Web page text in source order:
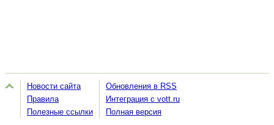
Новости сайта
Правила
Полезные ссылки
Обновления в RSS
Интеграция с vott.ru
Полная версия